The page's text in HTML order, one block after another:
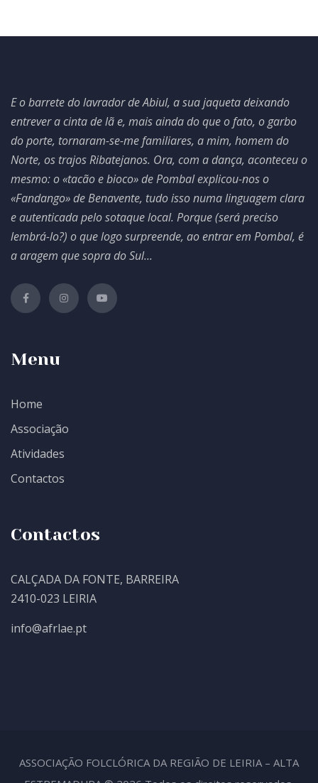
E o barrete do lavrador de Abiul, a sua jaqueta deixando
entrever a cinta de lã e, mais ainda do que o fato, o garbo
do porte, tornaram-se-me familiares, a mim, homem do
Norte, os trajos Ribatejanos. Ora, com a dança, aconteceu o
mesmo: o «tacão e bioco» de Pombal explicou-nos o
«Fandango» de Benavente, tudo isso numa linguagem clara
e autenticada pelo sotaque local. Porque (será preciso
lembrá-lo?) o que logo surpreende, ao entrar em Pombal, é
a aragem que sopra do Sul...
Menu
Home
Associação
Atividades
Contactos
Contactos
CALÇADA DA FONTE, BARREIRA
2410-023 LEIRIA
info@afrlae.pt
ASSOCIAÇÃO FOLCLÓRICA DA REGIÃO DE LEIRIA – ALTA